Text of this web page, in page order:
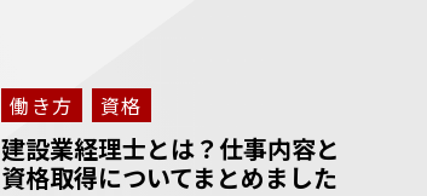
働き方 資格
建設業経理士とは？仕事内容と
資格取得についてまとめました